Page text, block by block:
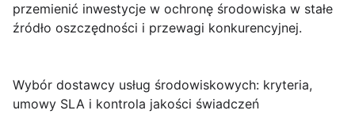
przemienić inwestycje w ochronę środowiska w stałe
źródło oszczędności i przewagi konkurencyjnej.
Wybór dostawcy usług środowiskowych: kryteria,
umowy SLA i kontrola jakości świadczeń